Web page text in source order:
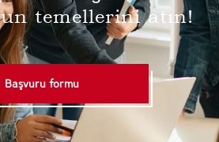
temellerini atın!
Başvuru formu